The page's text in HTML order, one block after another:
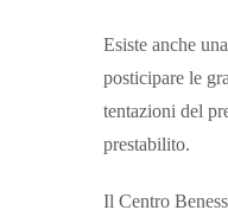
Esiste anche una
posticipare le
tentazioni del
prestabilito.
Il Centro